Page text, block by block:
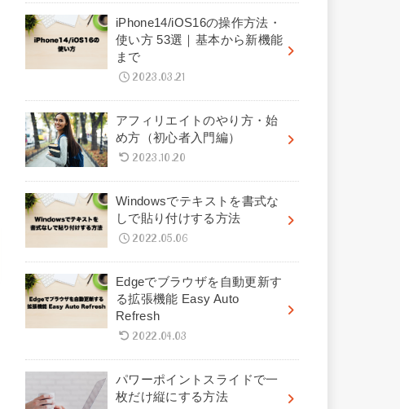
iPhone14/iOS16の操作方法・
使い方 53選｜基本から新機能
まで
2023.03.21
アフィリエイトのやり方・始
め方（初心者入門編）
2023.10.20
Windowsでテキストを書式な
しで貼り付けする方法
2022.05.06
Edgeでブラウザを自動更新す
る拡張機能 Easy Auto
Refresh
2022.04.03
パワーポイントスライドで一
枚だけ縦にする方法